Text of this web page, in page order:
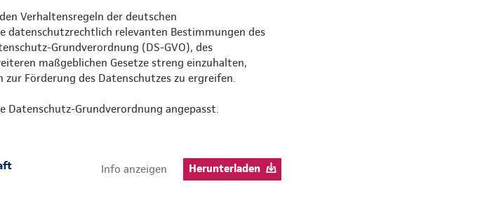
Verhaltensregeln der deutschen
relevanten Bestimmungen des
Grundverordnung (DS-GVO), des
maßgeblichen Gesetze streng einzuhalten,
Förderung des Datenschutzes zu ergreifen.
Datenschutz-Grundverordnung angepasst.
Info anzeigen Herunterladen